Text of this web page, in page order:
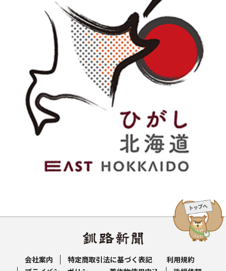
会社案内 特定商取引法に基づく表記
利用規約